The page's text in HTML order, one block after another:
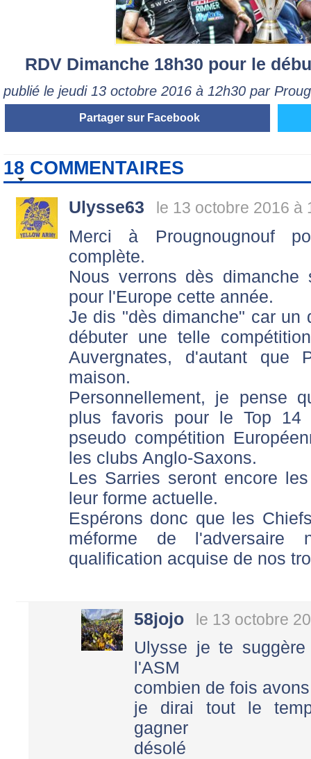
RDV Dimanche 18h30 pour le
publié le jeudi 13 octobre 2016 à 12h30 par
Partager sur Facebook
18 COMMENTAIRES
Ulysse63 le 13 octobre 2016 à
Merci à Prougnougnouf
complète.
Nous verrons dès
pour l'Europe cette année.
Je dis "dès dimanche" car un
débuter une telle
Auvergnates, d'autant
maison.
Personnellement, je pense
plus favoris pour le Top
pseudo compétition
les clubs Anglo-Saxons.
Les Sarries seront encore
leur forme actuelle.
Espérons donc que les
méforme de l'adversaire
qualification acquise de nos
58jojo le 13 octobre
Ulysse je te
l'ASM
combien de fois
je dirai tout le
gagner
désolé